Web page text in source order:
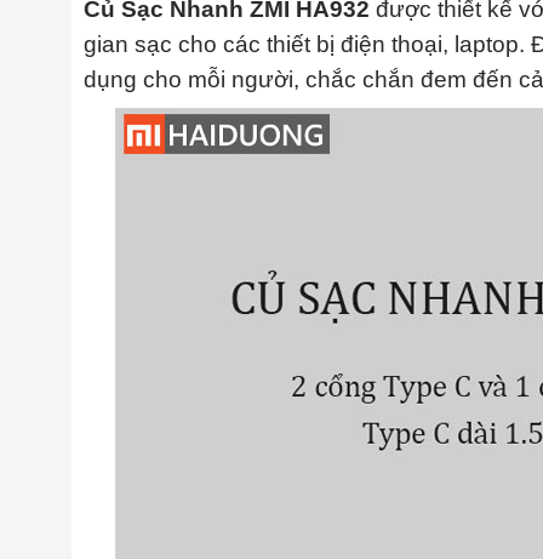
Củ Sạc Nhanh ZMI HA932 được thiết kế
gian sạc cho các thiết bị điện thoại, laptop.
dụng cho mỗi người, chắc chắn đem đến